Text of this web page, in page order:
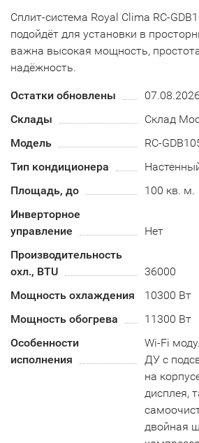
Сплит-система Royal Clima RC-
подойдёт для установки в
важна высокая мощность,
надёжность.
Остатки обновлены
Склады
Склад
Модель
RC-
Тип кондиционера
Площадь, до
100 кв. м.
Инверторное
управление
Нет
Производительность
охл., BTU
36000
Мощность охлаждения
10300 Вт
Мощность обогрева
11300 Вт
Особенности
исполнения
Wi-Fi
ДУ с
на
дисплея,
двойная